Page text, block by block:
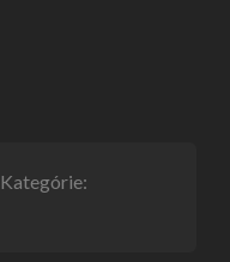
Kategórie: